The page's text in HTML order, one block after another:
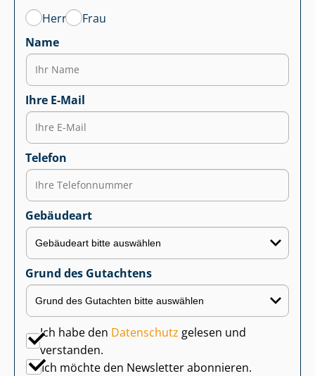
Herr
Frau
Name
Ihre E-Mail
Telefon
Gebäudeart
Grund des Gutachtens
Ich habe den Datenschutz gelesen und
verstanden.
Ich möchte den Newsletter abonnieren.